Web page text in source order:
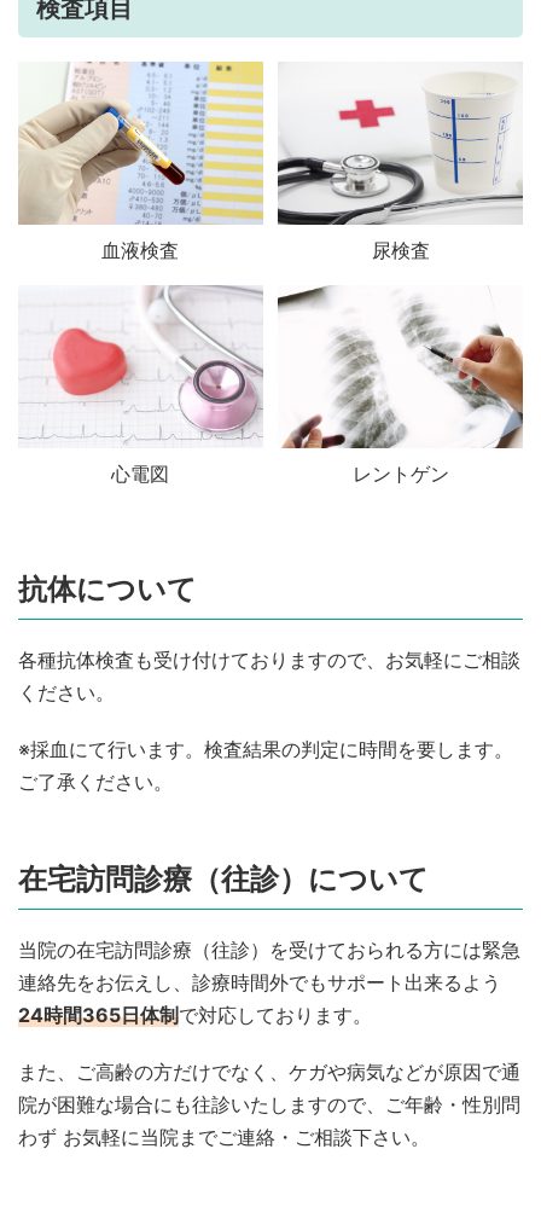
検査項目
血液検査 尿検査
心電図 レントゲン
抗体について
各種抗体検査も受け付けておりますので、お気軽にご相談
ください。
※採血にて行います。検査結果の判定に時間を要します。
ご了承ください。
在宅訪問診療（往診）について
当院の在宅訪問診療（往診）を受けておられる方には緊急
連絡先をお伝えし、診療時間外でもサポート出来るよう
24時間365日体制で対応しております。
また、ご高齢の方だけでなく、ケガや病気などが原因で通
院が困難な場合にも往診いたしますので、ご年齢・性別問
わず お気軽に当院までご連絡・ご相談下さい。